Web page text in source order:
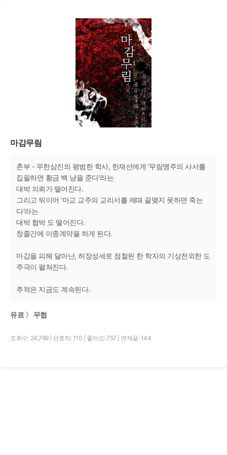
마감무림
촌부 - 무한삼진의 평범한 학사, 한재선에게 '무림맹주의 사서를
집필하면 황금 백 냥을 준다'라는
대박 의뢰가 떨어진다.
그리고 뒤이어 '마교 교주의 교리서를 제때 끝맺지 못하면 죽는
다'라는
대박 협박 도 떨어진다.
창졸간에 이중계약을 하게 된다.
마감을 피해 달아난, 허장성세로 점철된 한 학자의 기상천외한 도
주극이 펼쳐진다.
추적은 지금도 계속된다.
유료 〉 무협
조회수: 24,769 선호작: 110 좋아요: 757 연재글: 144